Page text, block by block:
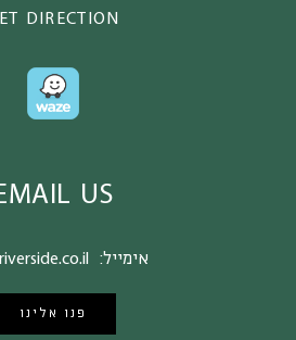
DIRECTION
US
אימייל:
פנו אלינו